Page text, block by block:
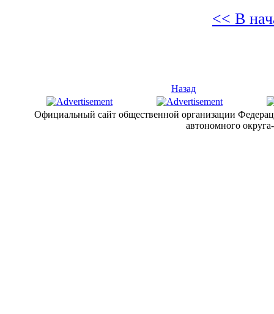
<< В
Назад
Официальный сайт общественной организации
автономного